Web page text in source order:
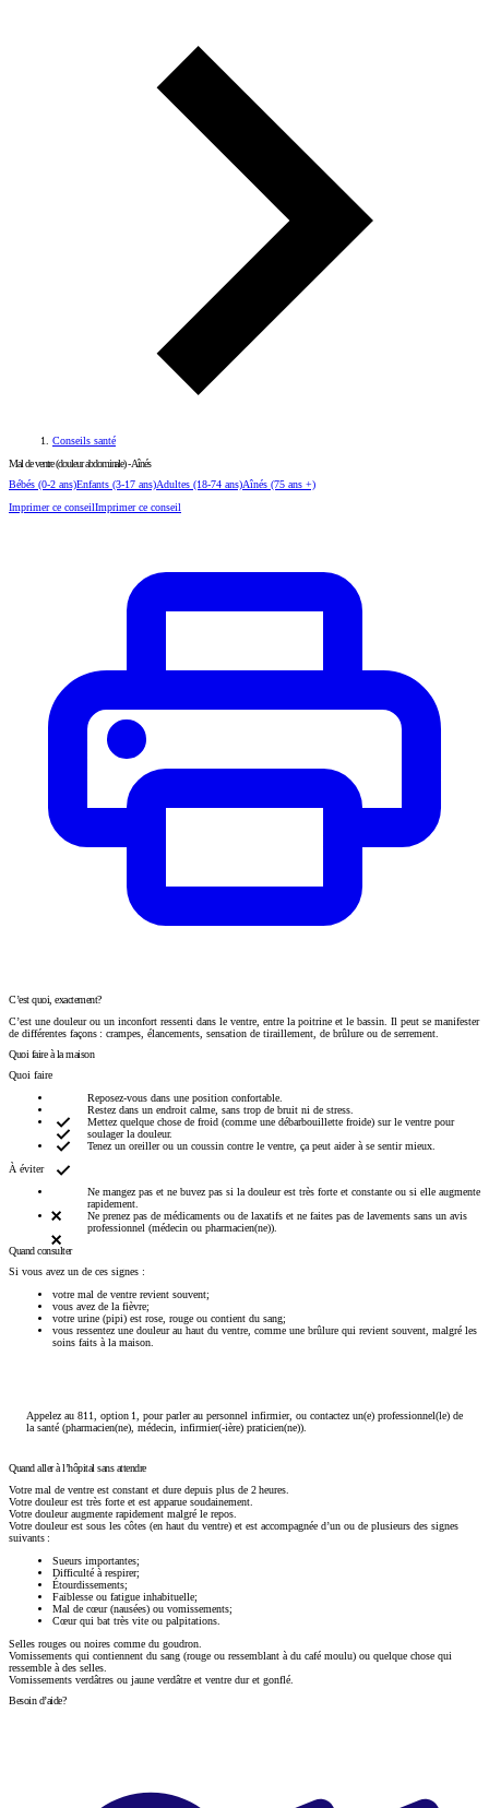
Conseils santé
Mal de ventre (douleur abdominale) - Aînés
Bébés (0-2 ans)Enfants (3-17 ans)Adultes (18-74 ans)Aînés (75 ans +)
Imprimer ce conseilImprimer ce conseil
C’est quoi, exactement?
C’est une douleur ou un inconfort ressenti dans le ventre, entre la poitrine et le bassin. Il peut se manifester
de différentes façons : crampes, élancements, sensation de tiraillement, de brûlure ou de serrement.
Quoi faire à la maison
Quoi faire
Reposez-vous dans une position confortable.
Restez dans un endroit calme, sans trop de bruit ni de stress.
Mettez quelque chose de froid (comme une débarbouillette froide) sur le ventre pour
soulager la douleur.
Tenez un oreiller ou un coussin contre le ventre, ça peut aider à se sentir mieux.
À éviter
Ne mangez pas et ne buvez pas si la douleur est très forte et constante ou si elle augmente
rapidement.
Ne prenez pas de médicaments ou de laxatifs et ne faites pas de lavements sans un avis
professionnel (médecin ou pharmacien(ne)).
Quand consulter
Si vous avez un de ces signes :
votre mal de ventre revient souvent;
vous avez de la fièvre;
votre urine (pipi) est rose, rouge ou contient du sang;
vous ressentez une douleur au haut du ventre, comme une brûlure qui revient souvent, malgré les
soins faits à la maison.
Appelez au 811, option 1, pour parler au personnel infirmier, ou contactez un(e) professionnel(le) de
la santé (pharmacien(ne), médecin, infirmier(-ière) praticien(ne)).
Quand aller à l’hôpital sans attendre
Votre mal de ventre est constant et dure depuis plus de 2 heures.
Votre douleur est très forte et est apparue soudainement.
Votre douleur augmente rapidement malgré le repos.
Votre douleur est sous les côtes (en haut du ventre) et est accompagnée d’un ou de plusieurs des signes
suivants :
Sueurs importantes;
Difficulté à respirer;
Étourdissements;
Faiblesse ou fatigue inhabituelle;
Mal de cœur (nausées) ou vomissements;
Cœur qui bat très vite ou palpitations.
Selles rouges ou noires comme du goudron.
Vomissements qui contiennent du sang (rouge ou ressemblant à du café moulu) ou quelque chose qui
ressemble à des selles.
Vomissements verdâtres ou jaune verdâtre et ventre dur et gonflé.
Besoin d’aide?